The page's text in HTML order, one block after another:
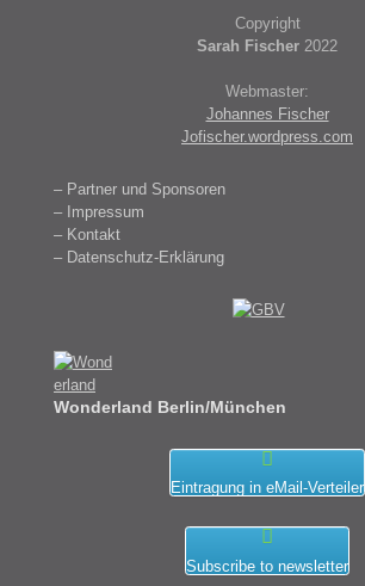
Copyright
Sarah Fischer 2022
Webmaster:
Johannes Fischer
Jofischer.wordpress.com
– Partner und Sponsoren
– Impressum
– Kontakt
– Datenschutz-Erklärung
Wonderland Berlin/München
Eintragung in eMail-Verteiler
Subscribe to newsletter